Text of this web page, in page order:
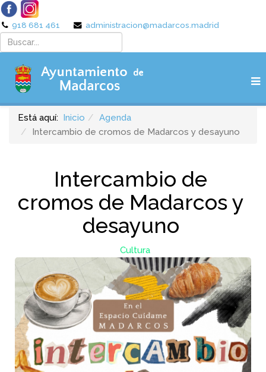
918 681 461 administracion@madarcos.madrid
Está aquí: Inicio
Agenda
Intercambio de cromos de Madarcos y desayuno
Intercambio de
cromos de Madarcos y
desayuno
Cultura